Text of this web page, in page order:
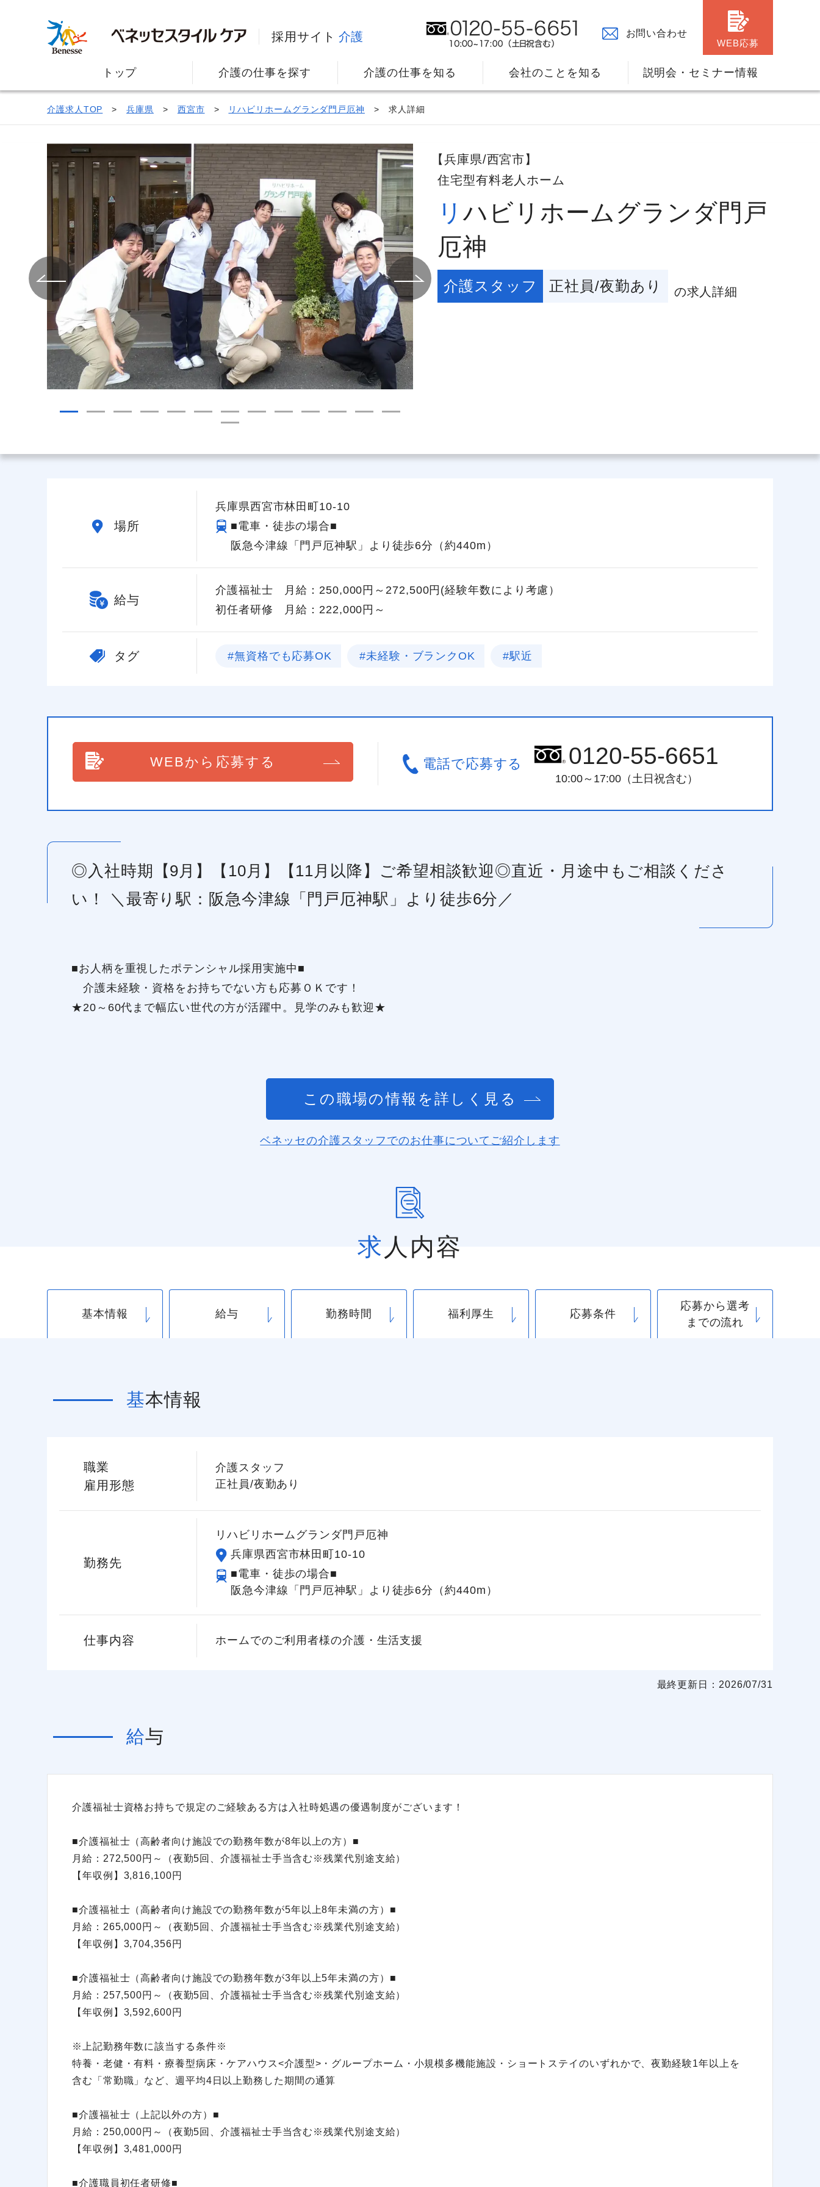
採用サイト 介護
お問い合わせ
WEB応募
トップ 介護の仕事を探す 介護の仕事を知る
給与制度
教育・研修のサポート キャリアプランのサポート
資格取得サポート制度
会社のことを知る
スタッフインタビュー
社⻑メッセージ 我々の原点
社員主役のプロジェクト
説明会・セミナー情報
介護求人TOP 兵庫県 西宮市 リハビリホームグランダ門戸厄神 求人詳細
【兵庫県/西宮市】
住宅型有料老人ホーム
リハビリホームグランダ門戸
厄神
介護スタッフ 正社員/夜勤あり の求人詳細
場所
兵庫県西宮市林田町10-10
■電車・徒歩の場合■
阪急今津線「門戸厄神駅」より徒歩6分（約440m）
給与
介護福祉士 月給：250,000円～272,500円(経験年数により考慮）
初任者研修 月給：222,000円～
タグ #無資格でも応募OK #未経験・ブランクOK #駅近
WEBから応募する 電話で応募する 0120-55-6651
10:00～17:00（土日祝含む）
◎入社時期【9月】【10月】【11月以降】ご希望相談歓迎◎直近・月途中もご相談くださ
い！ ＼最寄り駅：阪急今津線「門戸厄神駅」より徒歩6分／
■お人柄を重視したポテンシャル採用実施中■
介護未経験・資格をお持ちでない方も応募ＯＫです！
★20～60代まで幅広い世代の方が活躍中。見学のみも歓迎★
この職場の情報を詳しく見る
ベネッセの介護スタッフでのお仕事についてご紹介します
求人内容
基本情報 給与 勤務時間 福利厚生 応募条件
応募から選考
までの流れ
基本情報
職業
雇用形態
介護スタッフ
正社員/夜勤あり
勤務先
リハビリホームグランダ門戸厄神
兵庫県西宮市林田町10-10
■電車・徒歩の場合■
阪急今津線「門戸厄神駅」より徒歩6分（約440m）
仕事内容 ホームでのご利用者様の介護・生活支援
最終更新日：2026/07/31
給与
介護福祉士資格お持ちで規定のご経験ある方は入社時処遇の優遇制度がございます！
■介護福祉士（高齢者向け施設での勤務年数が8年以上の方）■
月給：272,500円～（夜勤5回、介護福祉士手当含む※残業代別途支給）
【年収例】3,816,100円
■介護福祉士（高齢者向け施設での勤務年数が5年以上8年未満の方）■
月給：265,000円～（夜勤5回、介護福祉士手当含む※残業代別途支給）
【年収例】3,704,356円
■介護福祉士（高齢者向け施設での勤務年数が3年以上5年未満の方）■
月給：257,500円～（夜勤5回、介護福祉士手当含む※残業代別途支給）
【年収例】3,592,600円
※上記勤務年数に該当する条件※
特養・老健・有料・療養型病床・ケアハウス<介護型>・グループホーム・小規模多機能施設・ショートステイのいずれかで、夜勤経験1年以上を
含む「常勤職」など、週平均4日以上勤務した期間の通算
■介護福祉士（上記以外の方）■
月給：250,000円～（夜勤5回、介護福祉士手当含む※残業代別途支給）
【年収例】3,481,000円
■介護職員初任者研修■